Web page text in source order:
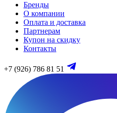
Бренды
О компании
Оплата и доставка
Партнерам
Купон на скидку
Контакты
+7 (926) 786 81 51